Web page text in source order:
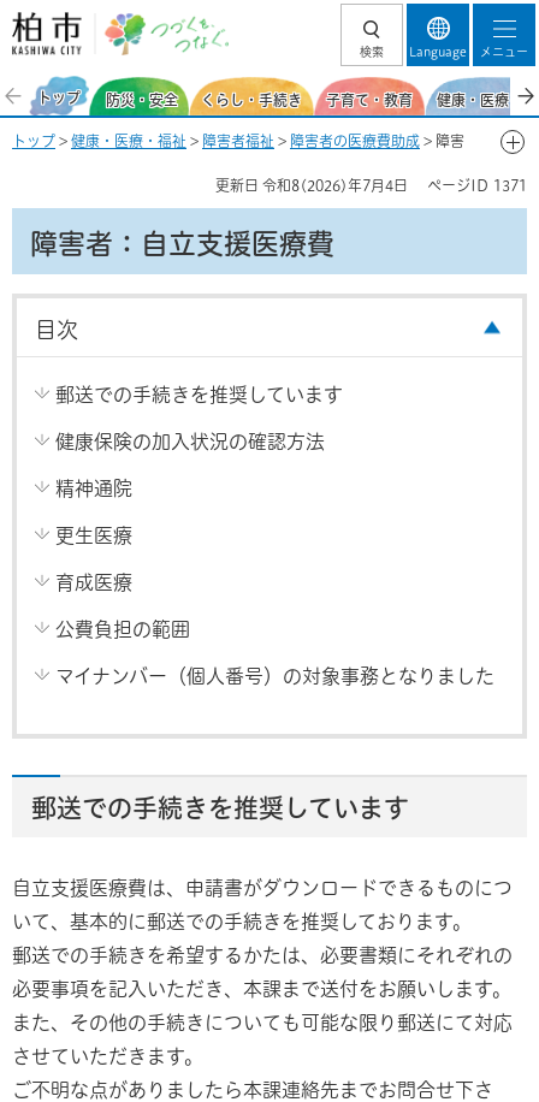
柏市 つづくを、
検索 Language メニュー
トップ 防災・安全 くらし・手続き 子育て・教育 健康・医療・
トップ > 健康・医療・福祉 > 障害者福祉 > 障害者の医療費助成 > 障害
更新日 令和8(2026)年7月4日 ページID 1371
障害者：自立支援医療費
目次
郵送での手続きを推奨しています
健康保険の加入状況の確認方法
精神通院
更生医療
育成医療
公費負担の範囲
マイナンバー（個人番号）の対象事務となりました
郵送での手続きを推奨しています
自立支援医療費は、申請書がダウンロードできるものにつ
いて、基本的に郵送での手続きを推奨しております。
郵送での手続きを希望するかたは、必要書類にそれぞれの
必要事項を記入いただき、本課まで送付をお願いします。
また、その他の手続きについても可能な限り郵送にて対応
させていただきます。
ご不明な点がありましたら本課連絡先までお問合せ下さ